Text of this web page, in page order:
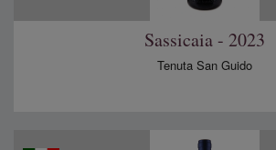
Sassicaia - 2023
Tenuta San Guido